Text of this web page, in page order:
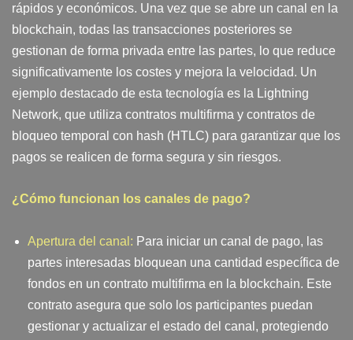
rápidos y económicos. Una vez que se abre un canal en la
blockchain, todas las transacciones posteriores se
gestionan de forma privada entre las partes, lo que reduce
significativamente los costes y mejora la velocidad. Un
ejemplo destacado de esta tecnología es la Lightning
Network, que utiliza contratos multifirma y contratos de
bloqueo temporal con hash (HTLC) para garantizar que los
pagos se realicen de forma segura y sin riesgos.
¿Cómo funcionan los canales de pago?
Apertura del canal: Para iniciar un canal de pago, las
partes interesadas bloquean una cantidad específica de
fondos en un contrato multifirma en la blockchain. Este
contrato asegura que solo los participantes puedan
gestionar y actualizar el estado del canal, protegiendo